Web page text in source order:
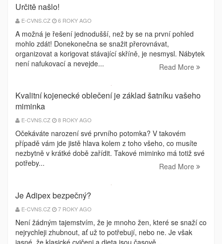
Určitě našlo!
E-CVNS.CZ 6 ROKY AGO
A možná je řešení jednodušší, než by se na první pohled
mohlo zdát! Donekonečna se snažit přerovnávat,
organizovat a korigovat stávající skříně, je nesmysl. Nábytek
není nafukovací a nevejde...
Read More
Kvalitní kojenecké oblečení je základ šatníku vašeho
miminka
E-CVNS.CZ 8 ROKY AGO
Očekáváte narození své prvního potomka? V takovém
případě vám jde jistě hlava kolem z toho všeho, co musíte
nezbytně v krátké době zařídit. Takové miminko má totiž své
potřeby...
Read More
Je Adipex bezpečný?
E-CVNS.CZ 7 ROKY AGO
Není žádným tajemstvím, že je mnoho žen, které se snaží co
nejrychleji zhubnout, ať už to potřebují, nebo ne. Je však
jasné, že klasické cvičeni a dieta jsou časově...